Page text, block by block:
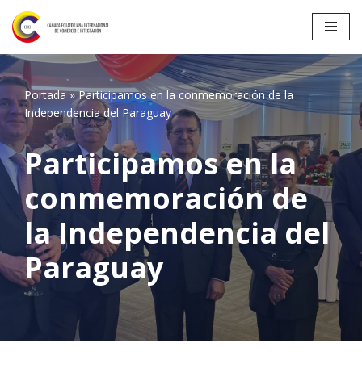
Saltar
al
contenido
Portada»Participamos en la conmemoración de la
Independencia del Paraguay
Participamos en la
conmemoración de
la Independencia del
Paraguay